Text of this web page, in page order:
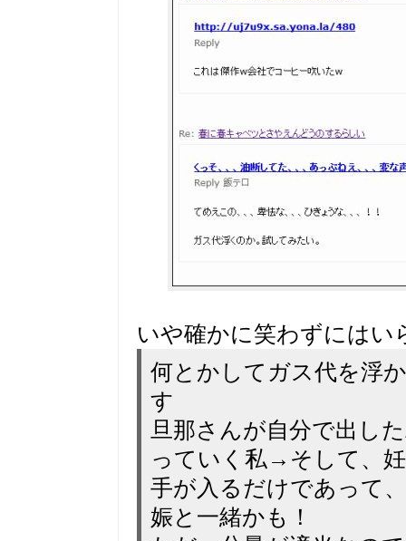
いや確かに笑わずにはい
何とかしてガス代を浮
す
旦那さんが自分で出し
っていく私→そして、
手が入るだけであって
娠と一緒かも！